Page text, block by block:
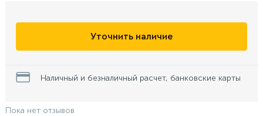
Уточнить наличие
Наличный и безналичный расчет, банковские карты
Пока нет отзывов